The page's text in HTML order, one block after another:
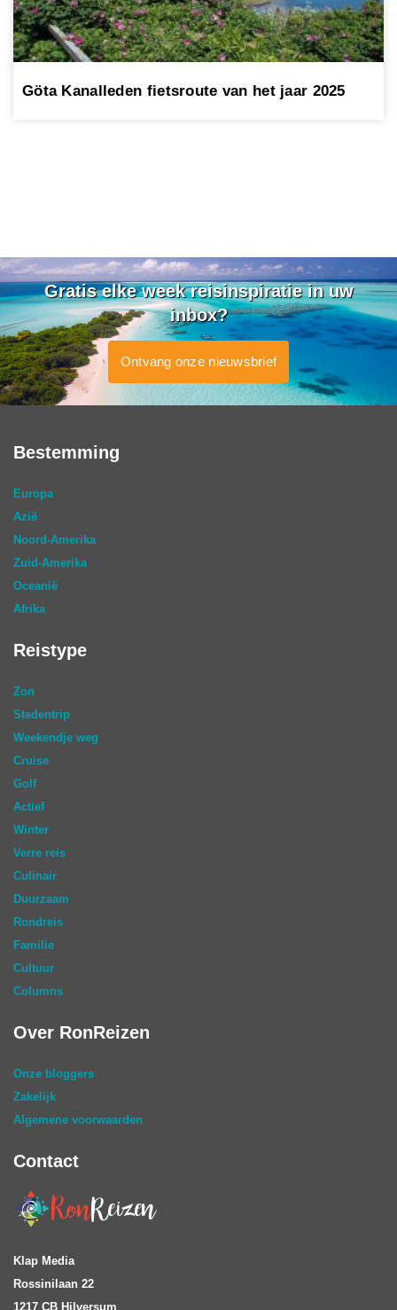
Göta Kanalleden fietsroute van het jaar 2025
Gratis elke week reisinspiratie in uw
inbox?
Ontvang onze nieuwsbrief
Bestemming
Europa
Azië
Noord-Amerika
Zuid-Amerika
Oceanië
Afrika
Reistype
Zon
Stedentrip
Weekendje weg
Cruise
Golf
Actief
Winter
Verre reis
Culinair
Duurzaam
Rondreis
Familie
Cultuur
Columns
Over RonReizen
Onze bloggers
Zakelijk
Algemene voorwaarden
Contact
Klap Media
Rossinilaan 22
1217 CB Hilversum